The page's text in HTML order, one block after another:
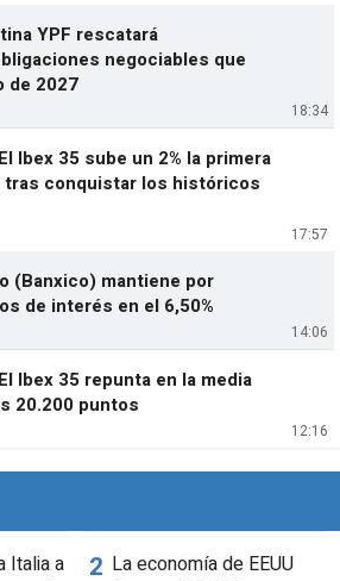
18:34
YPF rescatará
negociables que
de 2027
17:57
Ibex 35 sube un 2% la primera
tras conquistar los históricos
14:06
(Banxico) mantiene por
de interés en el 6,50%
12:16
Ibex 35 repunta en la media
20.200 puntos
Italia a
La economía de EEUU